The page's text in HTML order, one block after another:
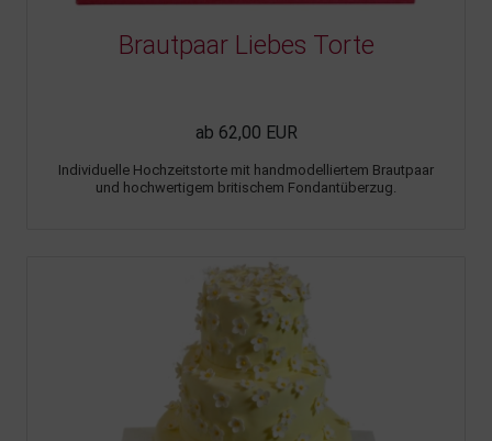
Brautpaar Liebes Torte
ab 62,00 EUR
Individuelle Hochzeitstorte mit handmodelliertem Brautpaar
und hochwertigem britischem Fondantüberzug.